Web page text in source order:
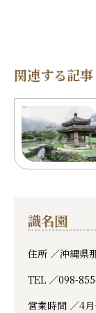
関連する記事
識名園
住所 ／沖縄県
TEL ／098-
営業時間 ／4